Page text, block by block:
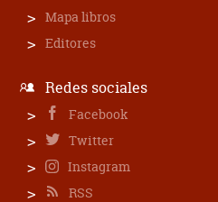
Mapa libros
Editores
Redes sociales
Facebook
Twitter
Instagram
RSS